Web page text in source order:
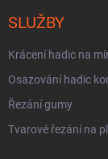
SLUŽBY
Krácení hadic na
Osazování hadic
Řezání gumy
Tvarové řezání na